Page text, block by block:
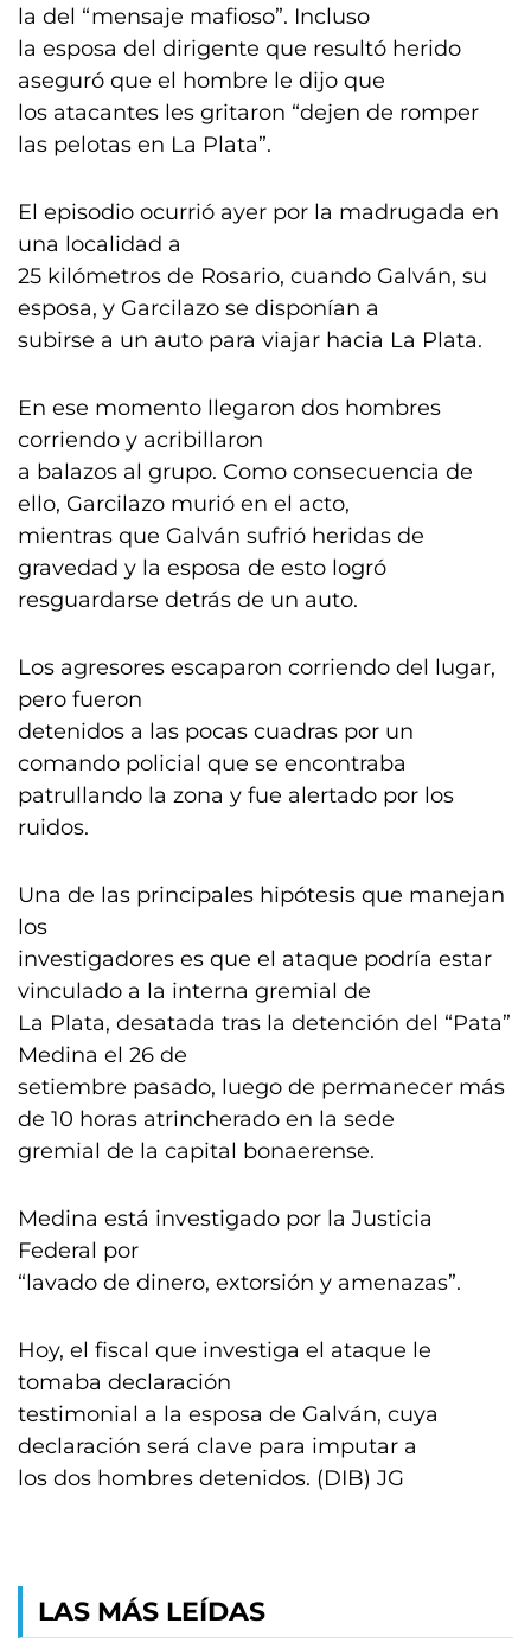
la del “mensaje mafioso”. Incluso
la esposa del dirigente que resultó herido
aseguró que el hombre le dijo que
los atacantes les gritaron “dejen de romper
las pelotas en La Plata”.
El episodio ocurrió ayer por la madrugada en
una localidad a
25 kilómetros de Rosario, cuando Galván, su
esposa, y Garcilazo se disponían a
subirse a un auto para viajar hacia La Plata.
En ese momento llegaron dos hombres
corriendo y acribillaron
a balazos al grupo. Como consecuencia de
ello, Garcilazo murió en el acto,
mientras que Galván sufrió heridas de
gravedad y la esposa de esto logró
resguardarse detrás de un auto.
Los agresores escaparon corriendo del lugar,
pero fueron
detenidos a las pocas cuadras por un
comando policial que se encontraba
patrullando la zona y fue alertado por los
ruidos.
Una de las principales hipótesis que manejan
los
investigadores es que el ataque podría estar
vinculado a la interna gremial de
La Plata, desatada tras la detención del “Pata”
Medina el 26 de
setiembre pasado, luego de permanecer más
de 10 horas atrincherado en la sede
gremial de la capital bonaerense.
Medina está investigado por la Justicia
Federal por
“lavado de dinero, extorsión y amenazas”.
Hoy, el fiscal que investiga el ataque le
tomaba declaración
testimonial a la esposa de Galván, cuya
declaración será clave para imputar a
los dos hombres detenidos. (DIB) JG
LAS MÁS LEÍDAS